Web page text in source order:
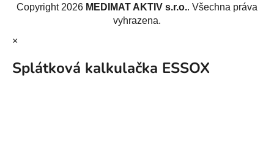
Copyright 2026 MEDIMAT AKTIV s.r.o.. Všechna práva
vyhrazena.
×
Splátková kalkulačka ESSOX